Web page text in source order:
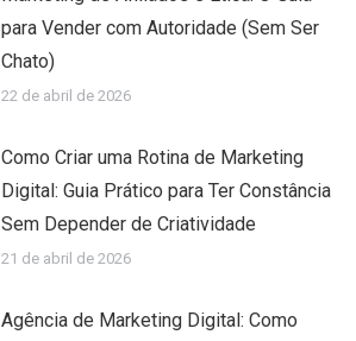
para Vender com Autoridade (Sem Ser
Chato)
22 de abril de 2026
Como Criar uma Rotina de Marketing
Digital: Guia Prático para Ter Constância
Sem Depender de Criatividade
21 de abril de 2026
Agência de Marketing Digital: Como